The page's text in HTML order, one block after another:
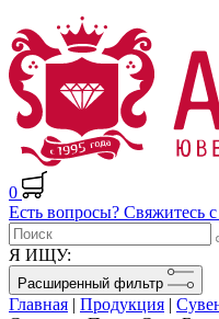
0
Есть вопросы? Свяжитесь
Я ИЩУ:
Расширенный фильтр
Главная | Продукция |